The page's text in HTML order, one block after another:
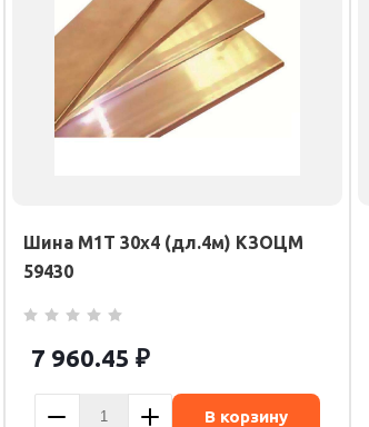
Шина М1Т 30х4 (дл.4м) КЗОЦМ
59430
7 960.45 ₽
В корзину